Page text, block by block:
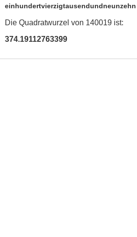
einhundertvierzigtausendundneunzehn
Die Quadratwurzel von 140019 ist:
374.19112763399